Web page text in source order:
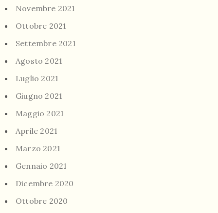
Novembre 2021
Ottobre 2021
Settembre 2021
Agosto 2021
Luglio 2021
Giugno 2021
Maggio 2021
Aprile 2021
Marzo 2021
Gennaio 2021
Dicembre 2020
Ottobre 2020